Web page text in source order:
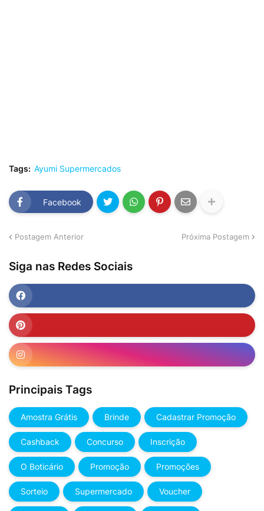
Tags: Ayumi Supermercados
Facebook
Postagem Anterior Próxima Postagem
Siga nas Redes Sociais
Principais Tags
Amostra Grátis Brinde Cadastrar Promoção
Cashback Concurso Inscrição
O Boticário Promoção Promoções
Sorteio Supermercado Voucher